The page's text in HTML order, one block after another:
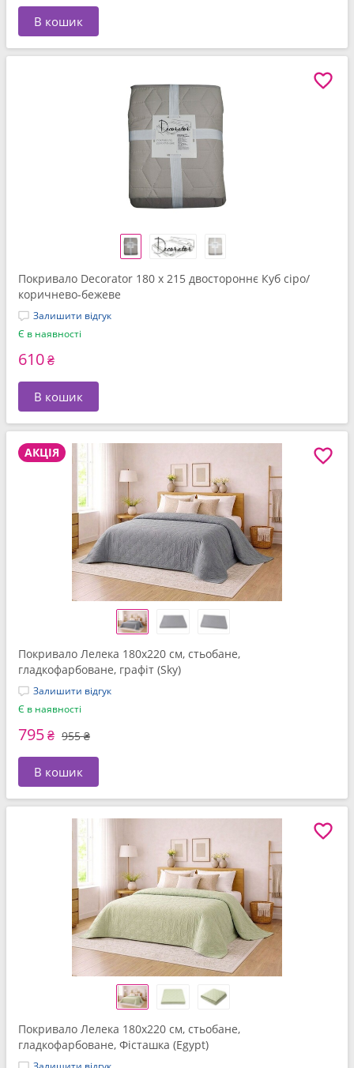
В кошик
Покривало Decorator 180 x 215 двостороннє Куб сіро/
коричнево-бежеве
Залишити відгук
Є в наявності
610₴
В кошик
АКЦІЯ
Покривало Лелека 180x220 см, стьобане,
гладкофарбоване, графіт (Sky)
Залишити відгук
Є в наявності
795₴ 955 ₴
В кошик
Покривало Лелека 180x220 см, стьобане,
гладкофарбоване, Фісташка (Egypt)